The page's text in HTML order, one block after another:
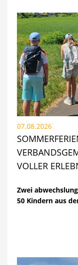
07.08.2026
VOLLER
Zwei
50 Kindern aus